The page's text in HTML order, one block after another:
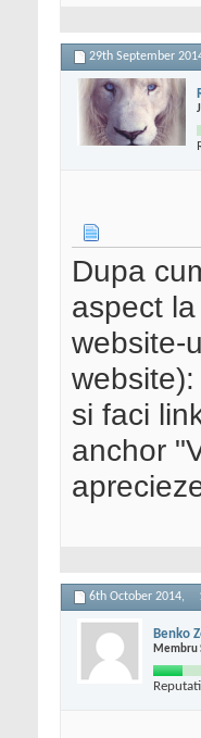
29th September
Dupa
aspect
website-
si faci
anchor
6th October 2014,
Benko
Membru